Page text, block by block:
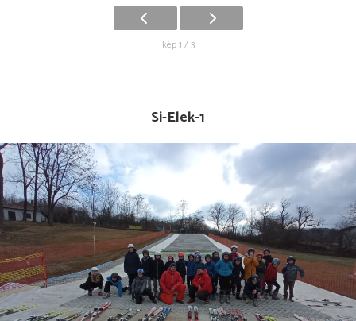
kép 1 / 3
Si-Elek-1